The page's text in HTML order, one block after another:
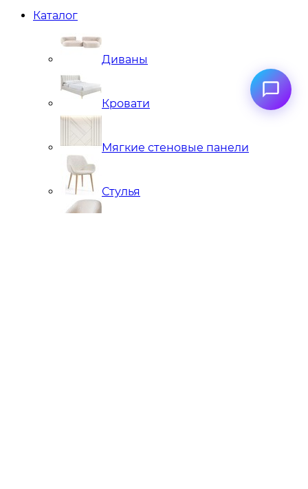
Каталог
Диваны
Кровати
Мягкие стеновые панели
Стулья